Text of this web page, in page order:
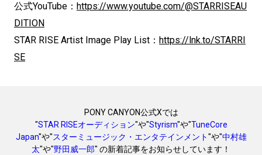
公式YouTube： https://www.youtube.com/@STARRISEAU
DITION
STAR RISE Artist Image Play List： https://lnk.to/STARRI
SE
PONY CANYON公式Xでは
"STAR RISEオーディション"や"Styrism"や"TuneCore
Japan"や"スターミュージック・エンタテインメント"や"中村雄
太"や"野田威一郎" の新着記事をお知らせしています！